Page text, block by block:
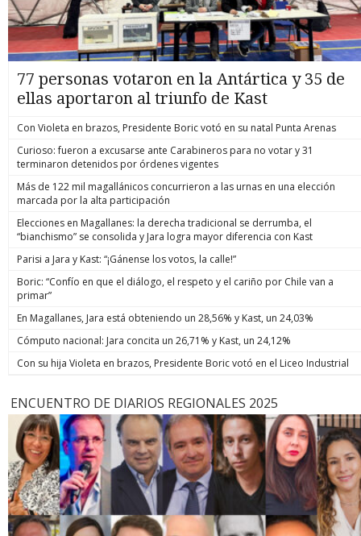
77 personas votaron en la Antártica y 35 de
ellas aportaron al triunfo de Kast
Con Violeta en brazos, Presidente Boric votó en su natal Punta Arenas
Curioso: fueron a excusarse ante Carabineros para no votar y 31
terminaron detenidos por órdenes vigentes
Más de 122 mil magallánicos concurrieron a las urnas en una elección
marcada por la alta participación
Elecciones en Magallanes: la derecha tradicional se derrumba, el
“bianchismo” se consolida y Jara logra mayor diferencia con Kast
Parisi a Jara y Kast: “¡Gánense los votos, la calle!”
Boric: “Confío en que el diálogo, el respeto y el cariño por Chile van a
primar”
En Magallanes, Jara está obteniendo un 28,56% y Kast, un 24,03%
Cómputo nacional: Jara concita un 26,71% y Kast, un 24,12%
Con su hija Violeta en brazos, Presidente Boric votó en el Liceo Industrial
ENCUENTRO DE DIARIOS REGIONALES 2025